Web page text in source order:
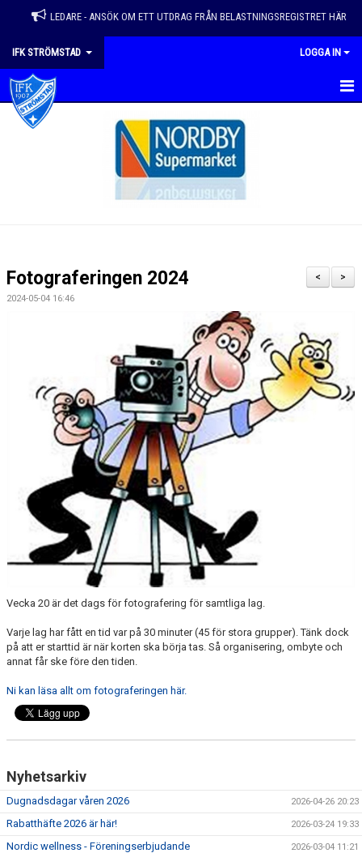
LEDARE - ANSÖK OM ETT UTDRAG FRÅN BELASTNINGSREGISTRET HÄR
IFK STRÖMSTAD LOGGA IN
HEM
EVENEMANG & ÅRSHJUL
FÖRÄLDRAINFORMATION
SPONSORER & PARTNERS
VÅRA STUGOR OCH TRÄNINGSLÄGER
>
<
Fotograferingen 2024
2024-05-04 16:46
Vecka 20 är det dags för fotografering för samtliga lag.
Varje lag har fått en tid var på 30 minuter (45 för stora grupper). Tänk dock
på att er starttid är när korten ska börja tas. Så organisering, ombyte och
annat får ske före den tiden.
Ni kan läsa allt om fotograferingen här.
Nyhetsarkiv
Dugnadsdagar våren 2026 2026-04-26 20:23
Rabatthäfte 2026 är här! 2026-03-24 19:33
Nordic wellness - Föreningserbjudande 2026-03-04 11:21